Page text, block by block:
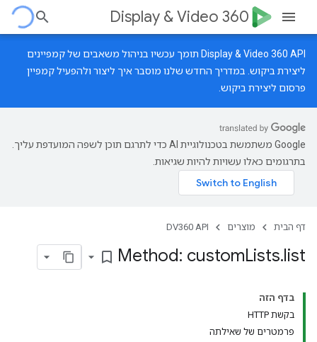
Display & Video 360
‫Display & Video 360 API תומך עכשיו בניהול משאבים של קמפיינים
ליצירת ביקוש. במדריך החדש שלנו מוסבר איך ליצור ולהפעיל קמפיין
פרסום ליצירת ביקוש.
‫Google משתמשת בטכנולוגיית AI כדי לתרגם תוכן לשפה המועדפת עליך.
בתרגומים כאלו עשויות להיות שגיאות.
דף הבית מוצרים DV360 API
Method: customLists.list
bookmark_border
בדף הזה
בקשת HTTP
פרמטרים של שאילתה